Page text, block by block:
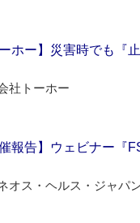
ーホー】災害時でも
社トーホー
催報告】ウェビナー『
オス・ヘルス・ジャパ